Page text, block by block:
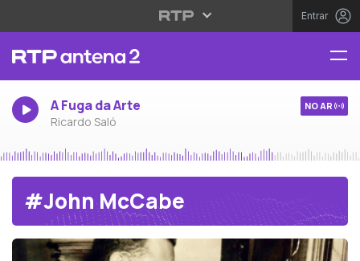
Entrar
A Fuga da Arte
Ricardo Saló
NO AR
#John McCabe